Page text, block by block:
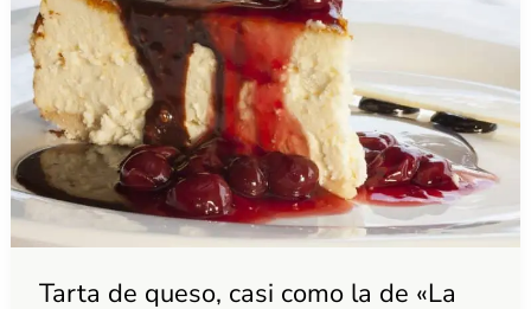
Tarta de queso, casi como la de «La
casi
como
la
de
«La
Viña»